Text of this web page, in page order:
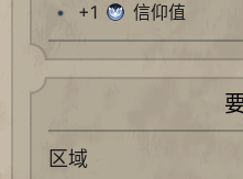
+1 信仰值
区域